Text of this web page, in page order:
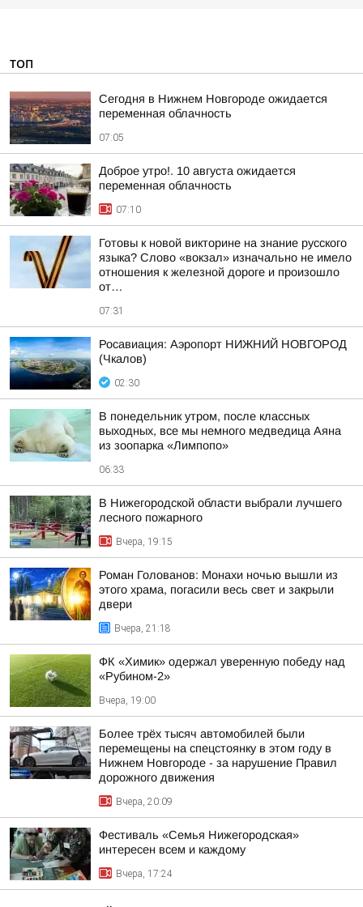
ТОП
Сегодня в Нижнем Новгороде ожидается
переменная облачность
07:05
Доброе утро!. 10 августа ожидается
переменная облачность
07:10
Готовы к новой викторине на знание русского
языка? Слово «вокзал» изначально не имело
отношения к железной дороге и произошло
от…
07:31
Росавиация: Аэропорт НИЖНИЙ НОВГОРОД
(Чкалов)
02:30
В понедельник утром, после классных
выходных, все мы немного медведица Аяна
из зоопарка «Лимпопо»
06:33
В Нижегородской области выбрали лучшего
лесного пожарного
Вчера, 19:15
Роман Голованов: Монахи ночью вышли из
этого храма, погасили весь свет и закрыли
двери
Вчера, 21:18
ФК «Химик» одержал уверенную победу над
«Рубином-2»
Вчера, 19:00
Более трёх тысяч автомобилей были
перемещены на спецстоянку в этом году в
Нижнем Новгороде - за нарушение Правил
дорожного движения
Вчера, 20:09
Фестиваль «Семья Нижегородская»
интересен всем и каждому
Вчера, 17:24